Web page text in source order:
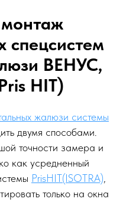
спецсистем
ВЕНУС,
HIT)
жалюзи системы
двумя способами.
точности замера и
как усредненный
PrisHIT(ISOTRA),
только на окна